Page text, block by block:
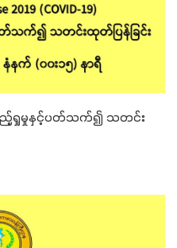
ကြည့်ရှုမှုနှင့်ပတ်သက်၍ သတင်း